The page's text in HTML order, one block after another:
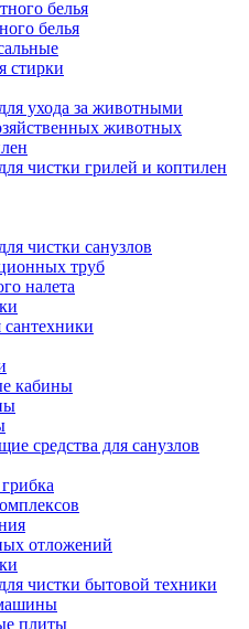
белья
белья
стирки
ухода за животными
животных
чистки грилей и коптилен
чистки санузлов
труб
налета
кабины
средства для санузлов
отложений
чистки бытовой техники
плиты